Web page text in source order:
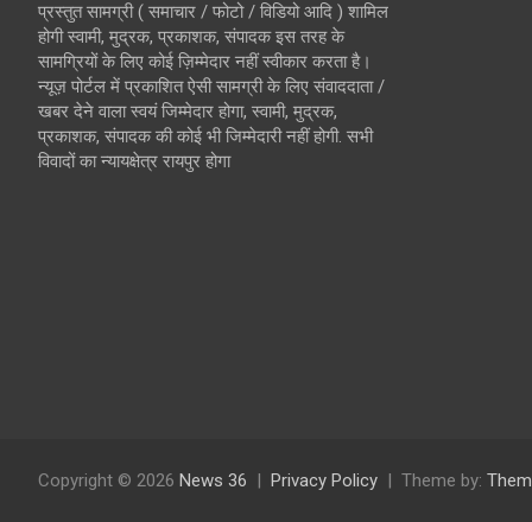
प्रस्तुत सामग्री ( समाचार / फोटो / विडियो आदि ) शामिल
होगी स्वामी, मुद्रक, प्रकाशक, संपादक इस तरह के
सामग्रियों के लिए कोई ज़िम्मेदार नहीं स्वीकार करता है।
न्यूज़ पोर्टल में प्रकाशित ऐसी सामग्री के लिए संवाददाता /
खबर देने वाला स्वयं जिम्मेदार होगा, स्वामी, मुद्रक,
प्रकाशक, संपादक की कोई भी जिम्मेदारी नहीं होगी. सभी
विवादों का न्यायक्षेत्र रायपुर होगा
Copyright © 2026 News 36 Privacy Policy Theme by: